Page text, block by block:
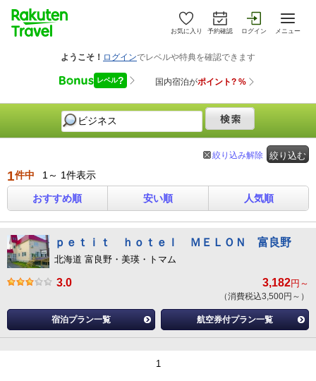
お気に入り 予約確認 ログイン メニュー
絞り込む
絞り込み解除
1件中 1～ 1件表示
おすすめ順 安い順 人気順
ｐｅｔｉｔ ｈｏｔｅｌ ＭＥＬＯＮ 富良野
北海道 富良野・美瑛・トマム
3.0 3,182円～
（消費税込3,500円～）
宿泊プラン一覧 航空券付プラン一覧
1